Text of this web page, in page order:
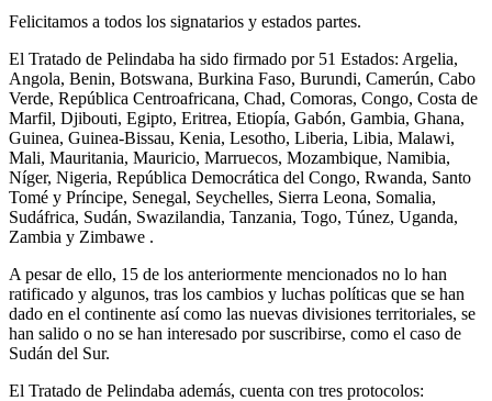
Felicitamos a todos los signatarios y estados partes.
El Tratado de Pelindaba ha sido firmado por 51 Estados: Argelia,
Angola, Benin, Botswana, Burkina Faso, Burundi, Camerún, Cabo
Verde, República Centroafricana, Chad, Comoras, Congo, Costa de
Marfil, Djibouti, Egipto, Eritrea, Etiopía, Gabón, Gambia, Ghana,
Guinea, Guinea-Bissau, Kenia, Lesotho, Liberia, Libia, Malawi,
Mali, Mauritania, Mauricio, Marruecos, Mozambique, Namibia,
Níger, Nigeria, República Democrática del Congo, Rwanda, Santo
Tomé y Príncipe, Senegal, Seychelles, Sierra Leona, Somalia,
Sudáfrica, Sudán, Swazilandia, Tanzania, Togo, Túnez, Uganda,
Zambia y Zimbawe .
A pesar de ello, 15 de los anteriormente mencionados no lo han
ratificado y algunos, tras los cambios y luchas políticas que se han
dado en el continente así como las nuevas divisiones territoriales, se
han salido o no se han interesado por suscribirse, como el caso de
Sudán del Sur.
El Tratado de Pelindaba además, cuenta con tres protocolos: